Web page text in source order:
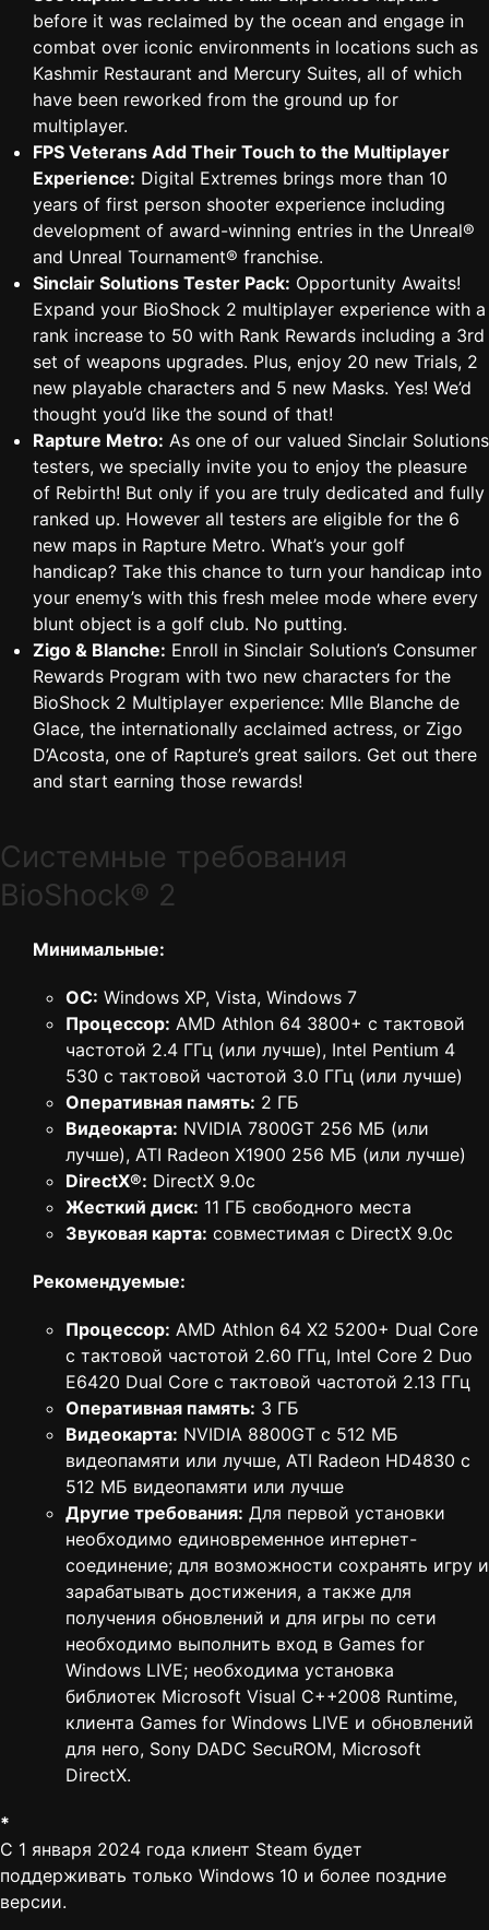
before it was reclaimed by the ocean and engage in
combat over iconic environments in locations such as
Kashmir Restaurant and Mercury Suites, all of which
have been reworked from the ground up for
multiplayer.
FPS Veterans Add Their Touch to the Multiplayer
Experience: Digital Extremes brings more than 10
years of first person shooter experience including
development of award-winning entries in the Unreal®
and Unreal Tournament® franchise.
Sinclair Solutions Tester Pack: Opportunity Awaits!
Expand your BioShock 2 multiplayer experience with a
rank increase to 50 with Rank Rewards including a 3rd
set of weapons upgrades. Plus, enjoy 20 new Trials, 2
new playable characters and 5 new Masks. Yes! We’d
thought you’d like the sound of that!
Rapture Metro: As one of our valued Sinclair Solutions
testers, we specially invite you to enjoy the pleasure
of Rebirth! But only if you are truly dedicated and fully
ranked up. However all testers are eligible for the 6
new maps in Rapture Metro. What’s your golf
handicap? Take this chance to turn your handicap into
your enemy’s with this fresh melee mode where every
blunt object is a golf club. No putting.
Zigo & Blanche: Enroll in Sinclair Solution’s Consumer
Rewards Program with two new characters for the
BioShock 2 Multiplayer experience: Mlle Blanche de
Glace, the internationally acclaimed actress, or Zigo
D’Acosta, one of Rapture’s great sailors. Get out there
and start earning those rewards!
Cистемные требования
BioShock® 2
Минимальные:
ОС: Windows XP, Vista, Windows 7
Процессор: AMD Athlon 64 3800+ с тактовой
частотой 2.4 ГГц (или лучше), Intel Pentium 4
530 с тактовой частотой 3.0 ГГц (или лучше)
Оперативная память: 2 ГБ
Видеокарта: NVIDIA 7800GT 256 МБ (или
лучше), ATI Radeon X1900 256 МБ (или лучше)
DirectX®: DirectX 9.0c
Жесткий диск: 11 ГБ свободного места
Звуковая карта: совместимая с DirectX 9.0c
Рекомендуемые:
Процессор: AMD Athlon 64 X2 5200+ Dual Core
с тактовой частотой 2.60 ГГц, Intel Core 2 Duo
E6420 Dual Core с тактовой частотой 2.13 ГГц
Оперативная память: 3 ГБ
Видеокарта: NVIDIA 8800GT с 512 МБ
видеопамяти или лучше, ATI Radeon HD4830 с
512 МБ видеопамяти или лучше
Другие требования: Для первой установки
необходимо единовременное интернет-
соединение; для возможности сохранять игру и
зарабатывать достижения, а также для
получения обновлений и для игры по сети
необходимо выполнить вход в Games for
Windows LIVE; необходима установка
библиотек Microsoft Visual C++2008 Runtime,
клиента Games for Windows LIVE и обновлений
для него, Sony DADC SecuROM, Microsoft
DirectX.
*
С 1 января 2024 года клиент Steam будет
поддерживать только Windows 10 и более поздние
версии.